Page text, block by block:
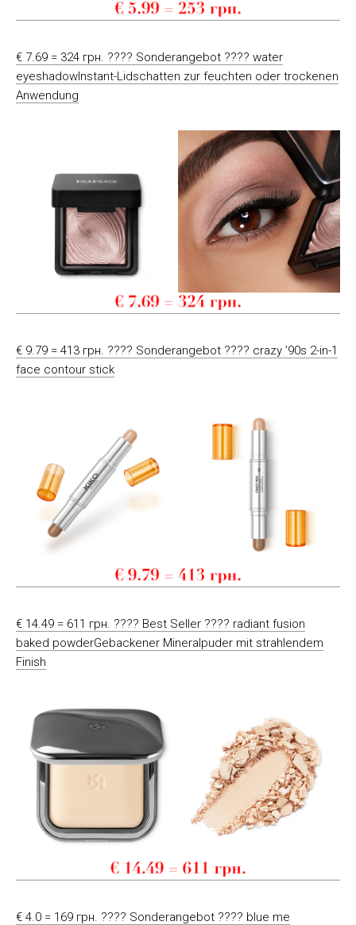
€ 7.69 = 324 грн. ???? Sonderangebot ???? water
eyeshadowInstant-Lidschatten zur feuchten oder trockenen
Anwendung
€ 9.79 = 413 грн. ???? Sonderangebot ???? crazy ’90s 2-in-1
face contour stick
€ 14.49 = 611 грн. ???? Best Seller ???? radiant fusion
baked powderGebackener Mineralpuder mit strahlendem
Finish
€ 4.0 = 169 грн. ???? Sonderangebot ???? blue me